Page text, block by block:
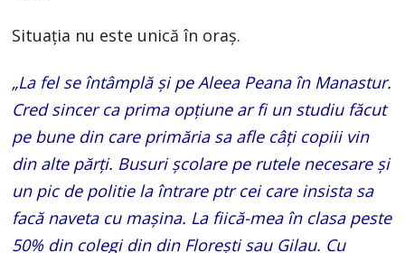
Situația nu este unică în oraș.
„La fel se întâmplă și pe Aleea Peana în Manastur.
Cred sincer ca prima opțiune ar fi un studiu făcut
pe bune din care primăria sa afle câți copiii vin
din alte părți. Busuri școlare pe rutele necesare și
un pic de politie la întrare ptr cei care insista sa
facă naveta cu mașina. La fiică-mea în clasa peste
50% din colegi din din Florești sau Gilau. Cu